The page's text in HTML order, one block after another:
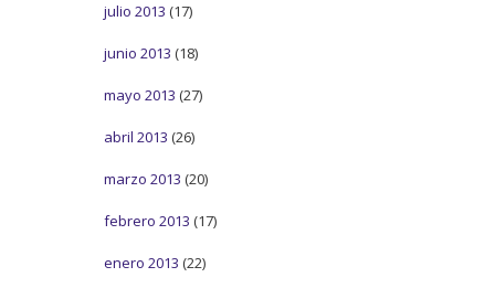
julio 2013 (17)
junio 2013 (18)
mayo 2013 (27)
abril 2013 (26)
marzo 2013 (20)
febrero 2013 (17)
enero 2013 (22)